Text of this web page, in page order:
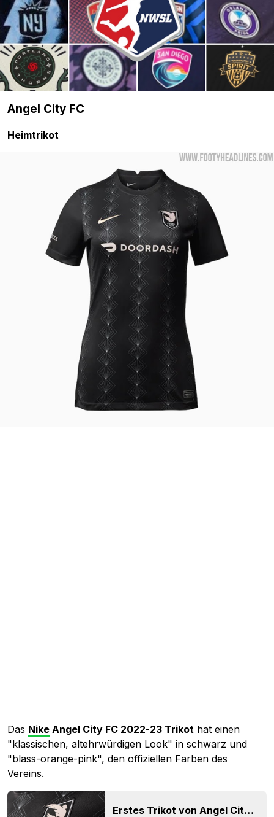
Angel City FC
Heimtrikot
Das Nike Angel City FC 2022-23 Trikot hat einen
"klassischen, altehrwürdigen Look" in schwarz und
"blass-orange-pink", den offiziellen Farben des
Vereins.
Erstes Trikot von Angel City 2022 enthüllt